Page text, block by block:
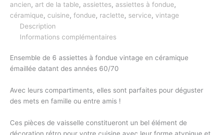
ancien, art de la table, assiettes, assiettes à fondue,
céramique, cuisine, fondue, raclette, service, vintage
Description
Informations complémentaires
Ensemble de 6 assiettes à fondue vintage en céramique
émaillée datant des années 60/70
Avec leurs compartiments, elles sont parfaites pour déguster
des mets en famille ou entre amis !
Ces pièces de vaisselle constitueront un bel élément de